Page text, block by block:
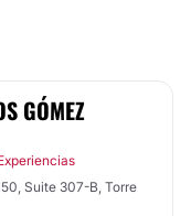
GÓMEZ
Suite 307-B, Torre